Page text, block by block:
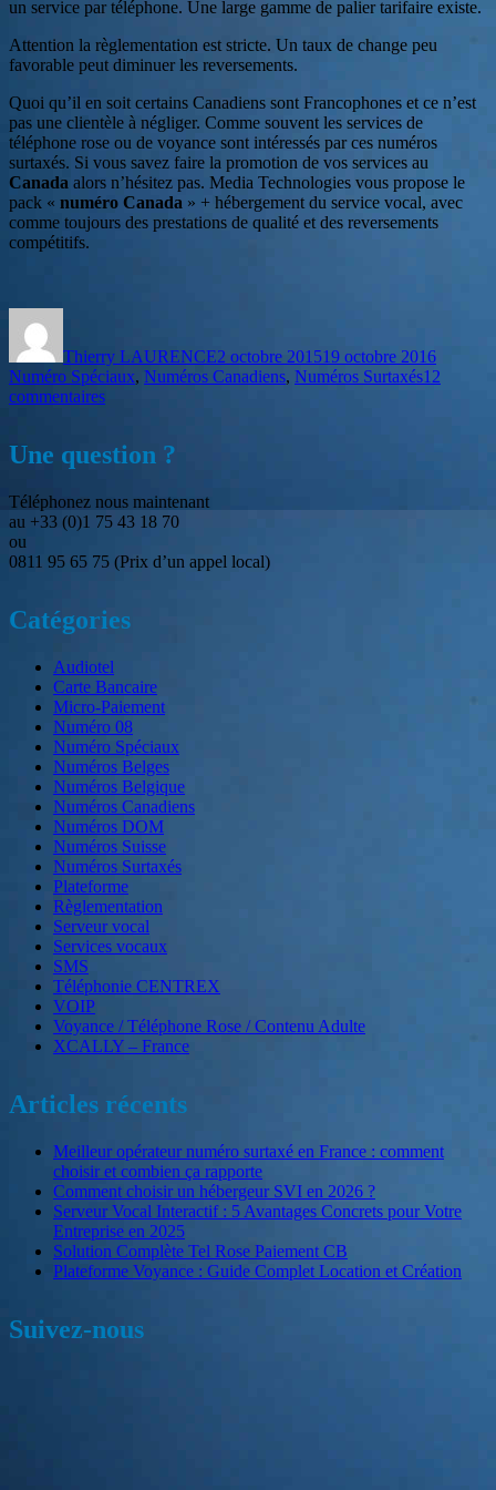
un service par téléphone. Une large gamme de palier tarifaire existe.
Attention la règlementation est stricte. Un taux de change peu
favorable peut diminuer les reversements.
Quoi qu’il en soit certains Canadiens sont Francophones et ce n’est
pas une clientèle à négliger. Comme souvent les services de
téléphone rose ou de voyance sont intéressés par ces numéros
surtaxés. Si vous savez faire la promotion de vos services au
Canada alors n’hésitez pas. Media Technologies vous propose le
pack « numéro Canada » + hébergement du service vocal, avec
comme toujours des prestations de qualité et des reversements
compétitifs.
Thierry LAURENCE2 octobre 201519 octobre 2016
Numéro Spéciaux, Numéros Canadiens, Numéros Surtaxés12
commentairessur
numéro
Canadien
Une question ?
Téléphonez nous maintenant
au +33 (0)1 75 43 18 70
ou
0811 95 65 75 (Prix d’un appel local)
Catégories
Audiotel
Carte Bancaire
Micro-Paiement
Numéro 08
Numéro Spéciaux
Numéros Belges
Numéros Belgique
Numéros Canadiens
Numéros DOM
Numéros Suisse
Numéros Surtaxés
Plateforme
Règlementation
Serveur vocal
Services vocaux
SMS
Téléphonie CENTREX
VOIP
Voyance / Téléphone Rose / Contenu Adulte
XCALLY – France
Articles récents
Meilleur opérateur numéro surtaxé en France : comment
choisir et combien ça rapporte
Comment choisir un hébergeur SVI en 2026 ?
Serveur Vocal Interactif : 5 Avantages Concrets pour Votre
Entreprise en 2025
Solution Complète Tel Rose Paiement CB
Plateforme Voyance : Guide Complet Location et Création
Suivez-nous